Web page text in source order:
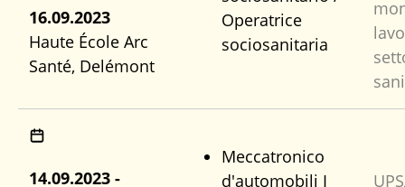
16.09.2023
Haute École Arc
Santé, Delémont
Operatrice
sociosanitaria
14.09.2023 -
Meccatronico
d'automobili I